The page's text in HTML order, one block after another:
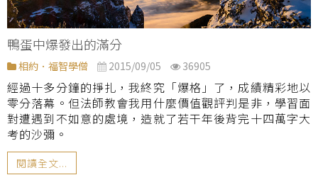
鴨蛋中爆發出的滿分
相約．福智學僧 2015/09/05 36905
經過十多分鐘的掙扎，我終究「爆格」了，成績精彩地以
零分落幕。但法師教會我用什麼價值觀評判是非，學習面
對遭遇到不如意的處境，造就了若干年後背完十四萬字大
考的沙彌。
閱讀全文...